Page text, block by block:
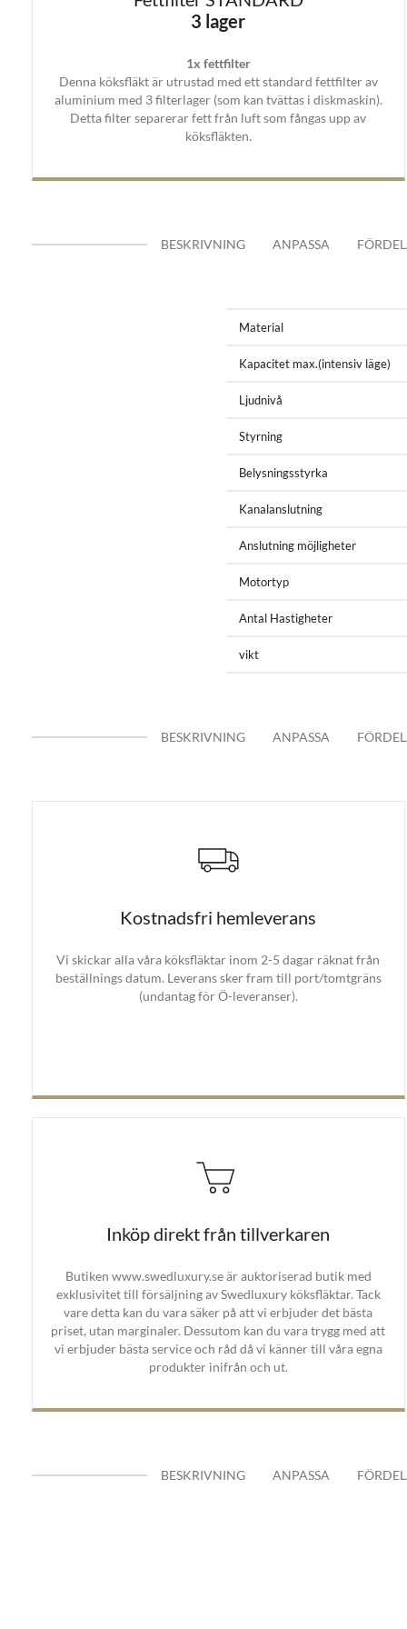
Köksfläkten är tillverkad i
Enkel Rengöring
Tack vare den fettavvisande
Bekvämligheter
Mått anpassad
Leveransomfång:
Köksfläkt och motor
Fettfilter (1 styck )
Faktura/Kvitto
2 års GARANTI
3 lager
1x fettfilter
Denna köksfläkt är utrustad med ett standard fettfilter av
aluminium med 3 filterlager (som kan tvättas i diskmaskin).
Detta filter separerar fett från luft som fångas upp av
köksfläkten.
BESKRIVNING ANPASSA
Material
Kapacitet max.(intensiv läge)
Ljudnivå
Styrning
Belysningsstyrka
Kanalanslutning
Anslutning möjligheter
Motortyp
Antal Hastigheter
vikt
BESKRIVNING ANPASSA
Kostnadsfri hemleverans
Vi skickar alla våra köksfläktar inom 2-5 dagar räknat från
beställnings datum. Leverans sker fram till port/tomtgräns
(undantag för Ö-leveranser).
Inköp direkt från tillverkaren
Butiken www.swedluxury.se är auktoriserad butik med
exklusivitet till försäljning av Swedluxury köksfläktar. Tack
vare detta kan du vara säker på att vi erbjuder det bästa
priset, utan marginaler. Dessutom kan du vara trygg med att
vi erbjuder bästa service och råd då vi känner till våra egna
produkter inifrån och ut.
BESKRIVNING ANPASSA